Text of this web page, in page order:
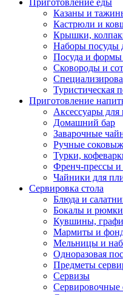
Приготовление еды
Казаны и
Кастрюли и
Крышки,
Наборы посуды
Посуда и формы
Сковороды и
Туристическая
Приготовление
Аксессуары для
Домашний бар
Заварочные
Ручные
Турки,
Френч-прессы
Чайники для
Сервировка стола
Блюда и
Бокалы и рюмки
Кувшины,
Мармиты и
Мельницы и
Одноразовая
Предметы
Сервизы
Сервировочные